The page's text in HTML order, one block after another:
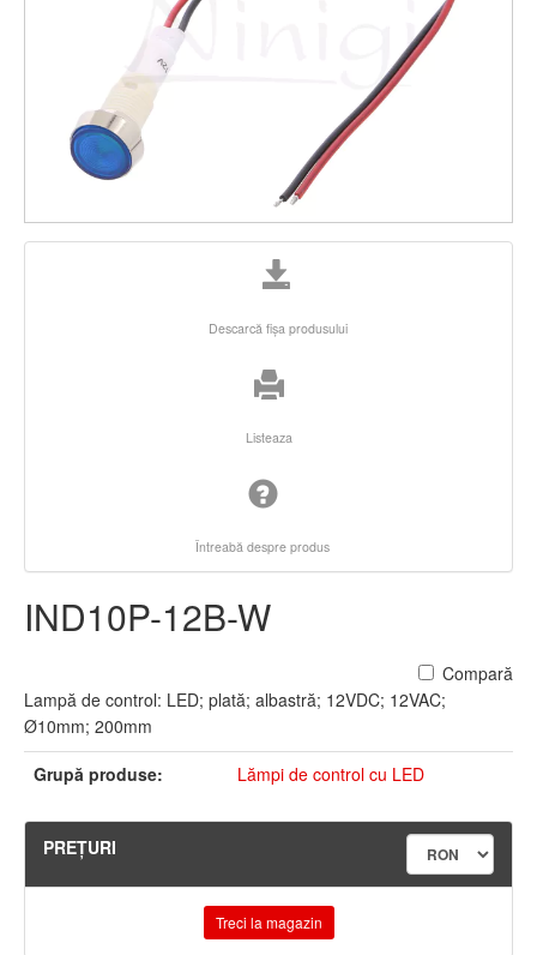
Descarcă fişa produsului
Listeaza
Întreabă despre produs
IND10P-12B-W
Compară
Lampă de control: LED; plată; albastră; 12VDC; 12VAC;
Ø10mm; 200mm
Grupă produse:
Lămpi de control cu LED
PREŢURI
Treci la magazin